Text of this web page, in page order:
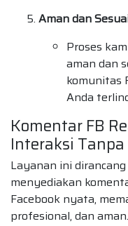
Aman dan
Proses
aman dan
komunitas
Anda
Komentar FB
Interaksi
Layanan ini
menyediakan
Facebook nyata,
profesional, dan aman.